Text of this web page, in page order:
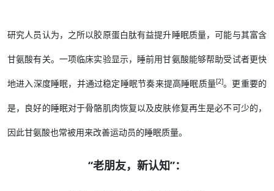
研究人员认为，之所以胶原蛋白肽有益提升睡眠质量，可能与其富含
甘氨酸有关。一项临床实验显示，睡前用甘氨酸能够帮助受试者更快
地进入深度睡眠，并通过稳定睡眠节奏来提高睡眠质量[2]。更重要的
是，良好的睡眠对于骨骼肌肉恢复以及皮肤修复再生是必不可少的，
因此甘氨酸也常被用来改善运动员的睡眠质量。
“老朋友，新认知”：